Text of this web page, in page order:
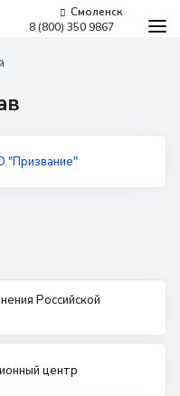
8 (800) 350 9867
Смоленск
"Призвание"
Российской
центр